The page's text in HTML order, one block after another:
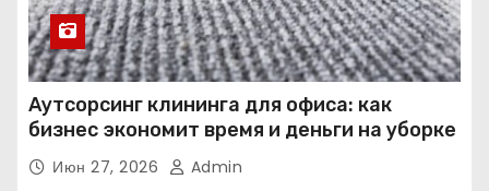
Аутсорсинг клининга для офиса: как
бизнес экономит время и деньги на уборке
Июн 27, 2026 Admin